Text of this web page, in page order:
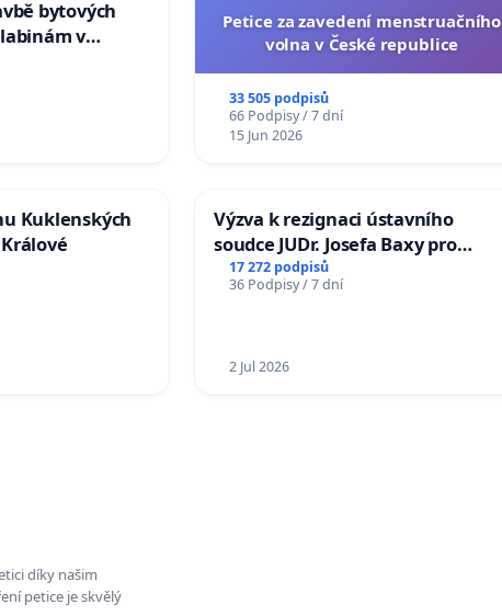
bytových
v
Petice za zavedení menstruačního
volna v České republice
33 505 podpisů
66 Podpisy / 7 dní
15 Jun 2026
Kuklenských
Výzva k rezignaci ústavního
soudce JUDr. Josefa Baxy pro
ohrožení důvěry ve spravedlivý
proces
17 272 podpisů
36 Podpisy / 7 dní
2 Jul 2026
díky našim
petice je skvělý